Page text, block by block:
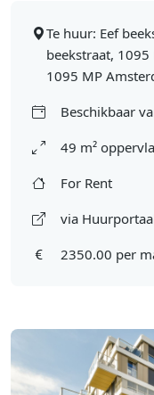
Te huur: Eef
beekstraat,
1095 MP
Beschikbaar
49 m²
For Rent
via
2350.00 per